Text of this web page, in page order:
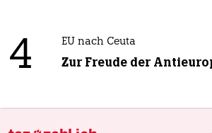
4 EU nach Ceuta
Zur Freude der